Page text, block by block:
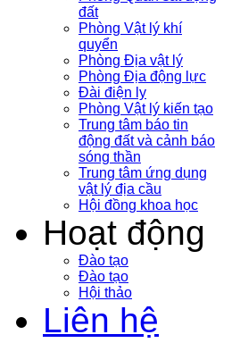
đất
Phòng Vật lý khí
quyển
Phòng Địa vật lý
Phòng Địa động lực
Đài điện ly
Phòng Vật lý kiến tạo
Trung tâm báo tin
động đất và cảnh báo
sóng thần
Trung tâm ứng dụng
vật lý địa cầu
Hội đồng khoa học
Hoạt động
Đào tạo
Đào tạo
Hội thảo
Liên hệ